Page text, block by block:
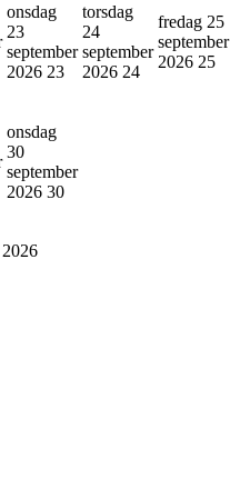
onsdag
23
september
2026 23
torsdag
24
september
2026 24
fredag 25
september
2026 25
onsdag
30
september
2026 30